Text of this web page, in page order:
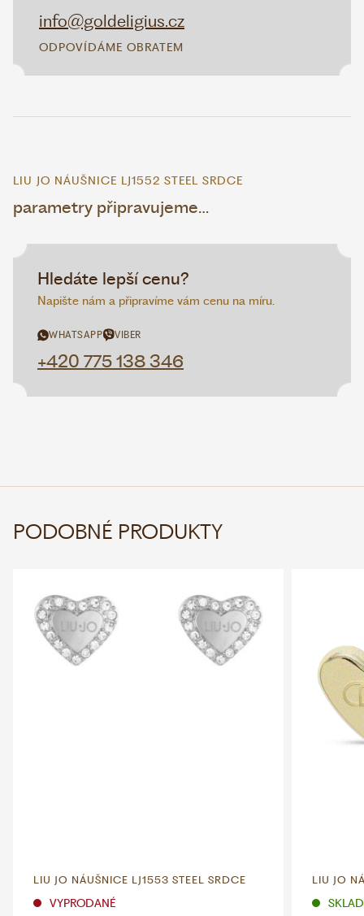
info@goldeligius.cz
ODPOVÍDÁME OBRATEM
LIU JO NÁUŠNICE LJ1552 STEEL SRDCE
parametry připravujeme…
Hledáte lepší cenu?
Napište nám a připravíme vám cenu na míru.
WHATSAPP VIBER
+420 775 138 346
PODOBNÉ PRODUKTY
LIU JO NÁUŠNICE LJ1553 STEEL SRDCE
VYPRODANÉ
LIU JO